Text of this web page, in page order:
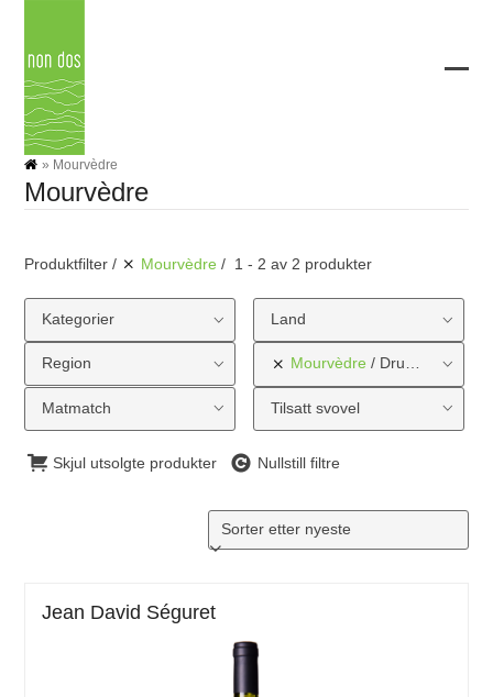
content
» Mourvèdre
Mourvèdre
Produktfilter Mourvèdre 1 - 2 av 2 produkter
Kategorier Land
Region Mourvèdre Druetype
Matmatch Tilsatt svovel
Skjul utsolgte produkter Nullstill filtre
Jean David Séguret